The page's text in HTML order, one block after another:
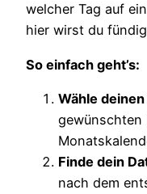
welcher Tag auf
hier wirst du
So einfach geht’s:
Wähle
gewünschten
Finde dein
nach dem